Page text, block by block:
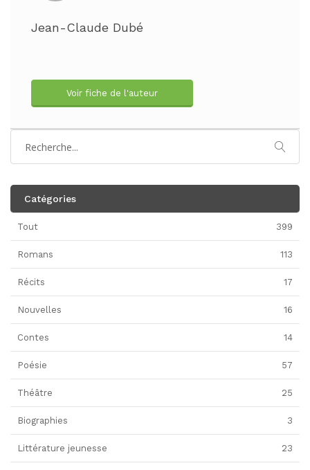
Jean-Claude Dubé
Voir fiche de l'auteur
Catégories
Tout 399
Romans 113
Récits 17
Nouvelles 16
Contes 14
Poésie 57
Théâtre 25
Biographies 3
Littérature jeunesse 23